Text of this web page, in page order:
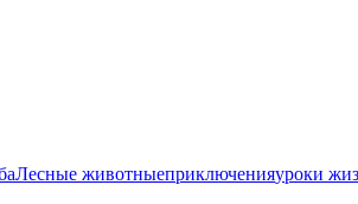
Лесные животныеприключенияуроки